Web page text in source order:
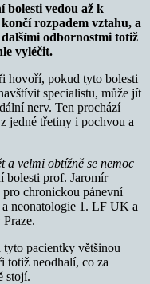
bolesti vedou až k
rozpadem vztahu, a
odbornostmi totiž
vyléčit.
hovoří, pokud tyto bolesti
specialistu, může jít
nerv. Ten prochází
jedné třetiny i pochvou a
a velmi obtížně se nemoc
bolesti prof. Jaromír
chronickou pánevní
neonatologie 1. LF UK a
pacientky většinou
totiž neodhalí, co za
stojí.